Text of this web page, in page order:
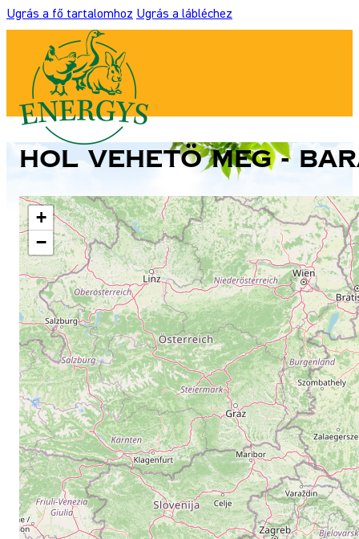
Ugrás a fő tartalomhoz Ugrás a lábléchez
Hol vehetö meg -
+
−